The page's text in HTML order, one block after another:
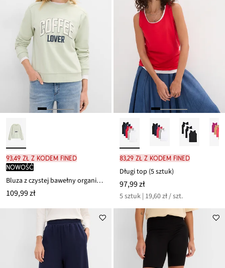
93,49 zł z kodem FINED
nowość
Bluza z czystej bawełny organicznej z wypukłym nadrukiem
109,99 zł
83,29 zł z kodem FINED
Długi top (5 sztuk)
97,99 zł
5 sztuk | 19,60 zł / szt.